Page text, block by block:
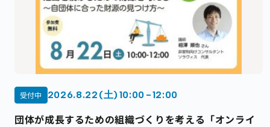
受付中 2026.8.22 (土) 10:00 - 12:00
団体が成長するための組織づくりを考える「オンライ